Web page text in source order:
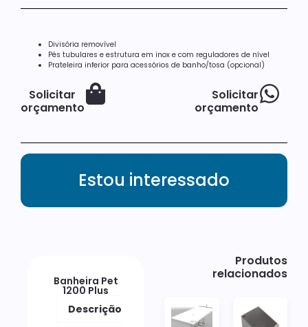
Divisória removível
Pés tubulares e estrutura em inox e com reguladores de nível
Prateleira inferior para acessórios de banho/tosa (opcional)
Solicitar
orçamento
Solicitar
orçamento
Estou interessado
Banheira Pet
1200 Plus
Descrição
Produtos
relacionados